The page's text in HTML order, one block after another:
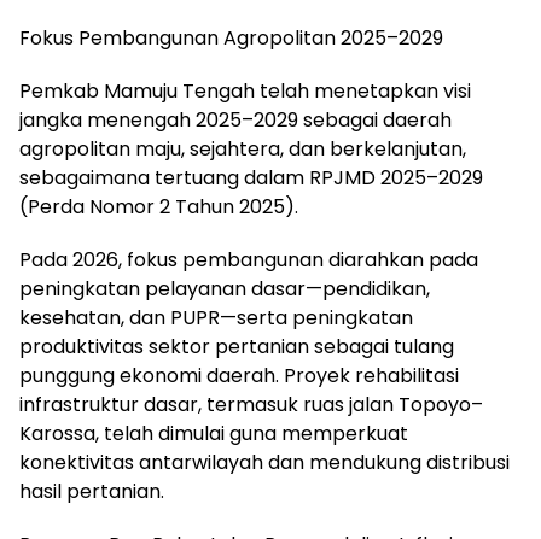
Fokus Pembangunan Agropolitan 2025–2029
Pemkab Mamuju Tengah telah menetapkan visi
jangka menengah 2025–2029 sebagai daerah
agropolitan maju, sejahtera, dan berkelanjutan,
sebagaimana tertuang dalam RPJMD 2025–2029
(Perda Nomor 2 Tahun 2025).
Pada 2026, fokus pembangunan diarahkan pada
peningkatan pelayanan dasar—pendidikan,
kesehatan, dan PUPR—serta peningkatan
produktivitas sektor pertanian sebagai tulang
punggung ekonomi daerah. Proyek rehabilitasi
infrastruktur dasar, termasuk ruas jalan Topoyo–
Karossa, telah dimulai guna memperkuat
konektivitas antarwilayah dan mendukung distribusi
hasil pertanian.